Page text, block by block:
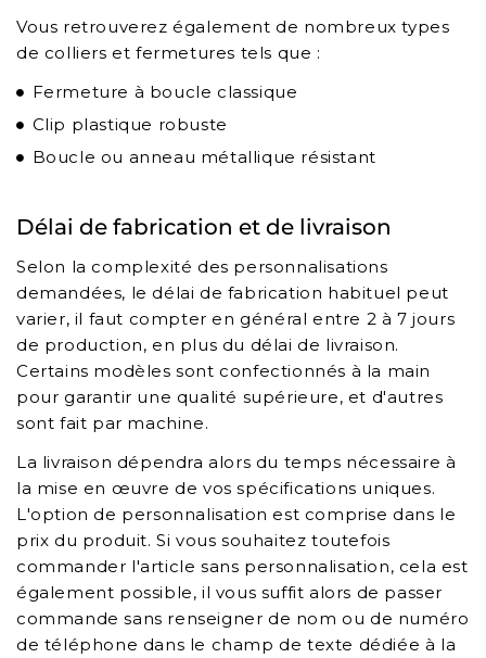
Vous retrouverez également de nombreux types
de colliers et fermetures tels que :
Fermeture à boucle classique
Clip plastique robuste
Boucle ou anneau métallique résistant
Délai de fabrication et de livraison
Selon la complexité des personnalisations
demandées, le délai de fabrication habituel peut
varier, il faut compter en général entre 2 à 7 jours
de production, en plus du délai de livraison.
Certains modèles sont confectionnés à la main
pour garantir une qualité supérieure, et d'autres
sont fait par machine.
La livraison dépendra alors du temps nécessaire à
la mise en œuvre de vos spécifications uniques.
L'option de personnalisation est comprise dans le
prix du produit. Si vous souhaitez toutefois
commander l'article sans personnalisation, cela est
également possible, il vous suffit alors de passer
commande sans renseigner de nom ou de numéro
de téléphone dans le champ de texte dédiée à la